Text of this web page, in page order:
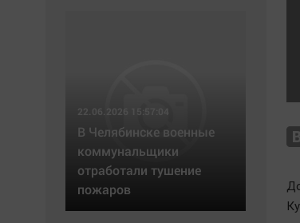
22.06.2026 15:57:04
В Челябинске военные
коммунальщики
отработали тушение
пожаров